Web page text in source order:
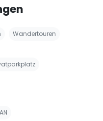
Wandertouren